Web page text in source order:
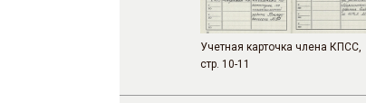
Учетная карточка члена КПСС,
стр. 10-11